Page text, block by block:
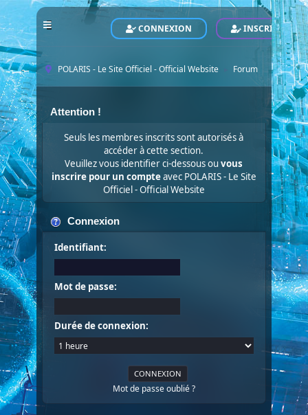
CONNEXION INSCRIVEZ-
POLARIS - Le Site Officiel - Official Website Forum
Attention !
Seuls les membres inscrits sont autorisés à
accéder à cette section.
Veuillez vous identifier ci-dessous ouvous
inscrire pour un compteavec POLARIS - Le Site
Officiel - Official Website
Connexion
Identifiant:
Mot de passe:
Durée de connexion:
Mot de passe oublié ?